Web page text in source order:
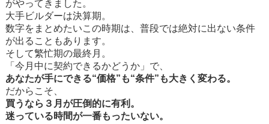
がやってきました。
大手ビルダーは決算期。
数字をまとめたいこの時期は、普段では絶対に出ない条件
が出ることもあります。
そして繁忙期の最終月。
「今月中に契約できるかどうか」で、
あなたが手にできる“価格”も“条件”も大きく変わる。
だからこそ、
買うなら３月が圧倒的に有利。
迷っている時間が一番もったいない。